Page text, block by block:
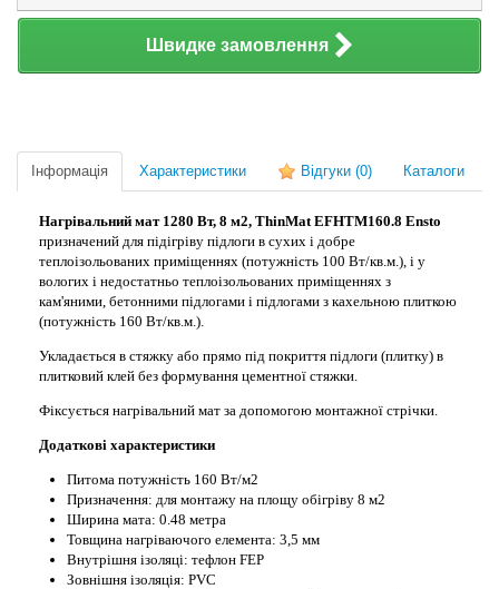
Швидке замовлення
Інформація Характеристики Відгуки (0) Каталоги
Нагрівальний мат 1280 Вт, 8 м2, ThinMat EFHTM160.8 Ensto
призначений для підігріву підлоги в сухих і добре
теплоізольованих приміщеннях (потужність 100 Вт/кв.м.), і у
вологих і недостатньо теплоізольованих приміщеннях з
кам'яними, бетонними підлогами і підлогами з кахельною плиткою
(потужність 160 Вт/кв.м.).
Укладається в стяжку або прямо під покриття підлоги (плитку) в
плитковий клей без формування цементної стяжки.
Фіксується нагрівальний мат за допомогою монтажної стрічки.
Додаткові характеристики
Питома потужність 160 Вт/м2
Призначення: для монтажу на площу обігріву 8 м2
Ширина мата: 0.48 метра
Товщина нагріваючого елемента: 3,5 мм
Внутрішня ізоляці: тефлон FEP
Зовнішня ізоляція: PVC